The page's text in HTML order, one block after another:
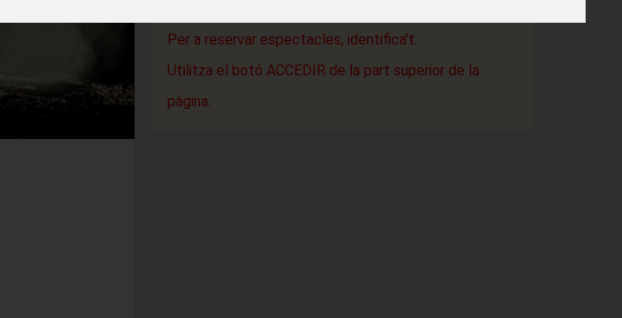
Per a reservar espectacles, identifica't.
Utilitza el botó ACCEDIR de la part superior de la
pàgina.